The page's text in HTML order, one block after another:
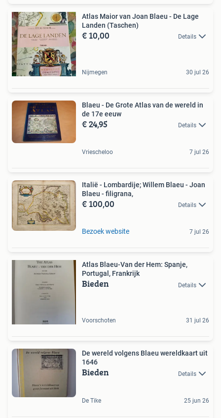
Atlas Maior van Joan Blaeu - De Lage
Landen (Taschen)
€ 10,00 Details
Nijmegen 30 jul 26
Blaeu - De Grote Atlas van de wereld in
de 17e eeuw
€ 24,95 Details
Vriescheloo 7 jul 26
Italië - Lombardije; Willem Blaeu - Joan
Blaeu - filigrana,
€ 100,00 Details
Bezoek website 7 jul 26
Atlas Blaeu-Van der Hem: Spanje,
Portugal, Frankrijk
Bieden Details
Voorschoten 31 jul 26
De wereld volgens Blaeu wereldkaart uit
1646
Bieden Details
De Tike 25 jun 26